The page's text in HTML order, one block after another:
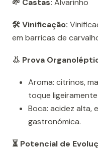
🌱 Castas: Alvarinho
🛠️ Vinificação:
em barricas de
👃 Prova
Aroma: citrinos,
toque
Boca: acidez alta,
gastronómica.
⏳ Potencial de